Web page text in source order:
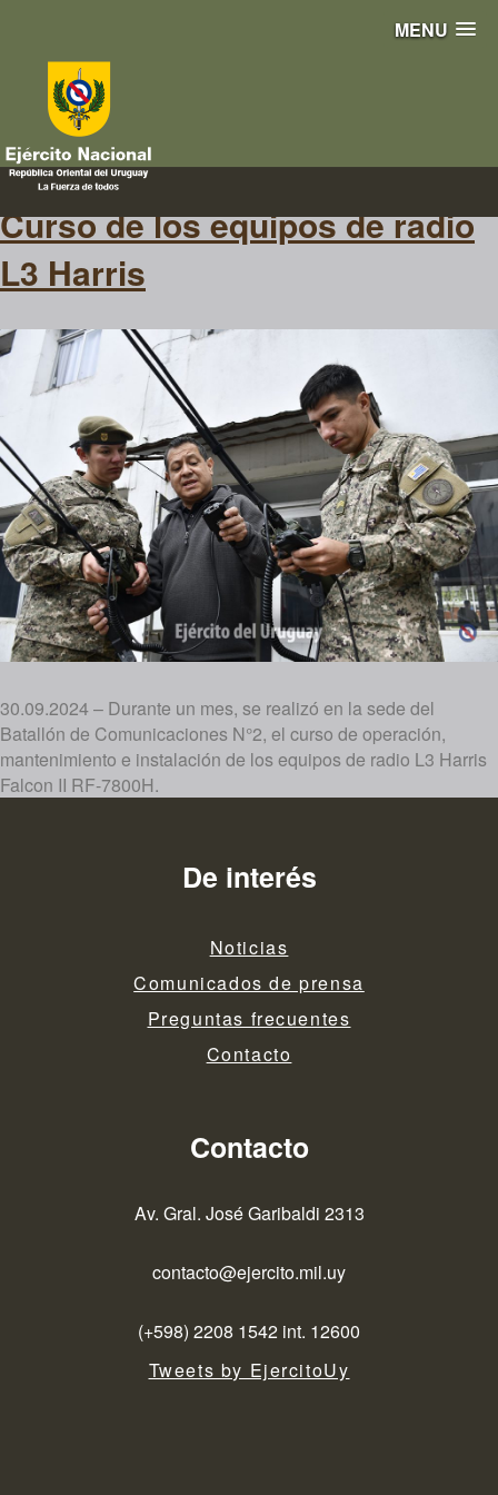
MENU
Falcon
Curso de los equipos de radio
L3 Harris
30.09.2024 – Durante un mes, se realizó en la sede del
Batallón de Comunicaciones N°2, el curso de operación,
mantenimiento e instalación de los equipos de radio L3 Harris
Falcon II RF-7800H.
De interés
Noticias
Comunicados de prensa
Preguntas frecuentes
Contacto
Contacto
Av. Gral. José Garibaldi 2313
contacto@ejercito.mil.uy
(+598) 2208 1542 int. 12600
Tweets by EjercitoUy